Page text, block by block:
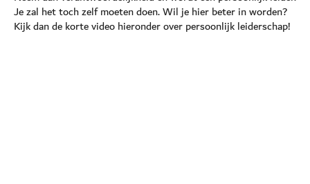
Je zal het toch zelf moeten doen. Wil je hier beter in worden?
Kijk dan de korte video hieronder over persoonlijk leiderschap!